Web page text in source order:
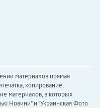
материалов прямая
копирование,
материалов, в которых
Новини" и "Украинская Фото